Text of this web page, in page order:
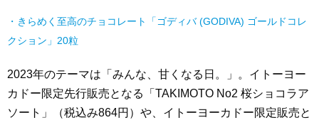
・きらめく至高のチョコレート「ゴディバ (GODIVA) ゴールドコレ
クション」20粒
2023年のテーマは「みんな、甘くなる日。」。イトーヨー
カドー限定先行販売となる「TAKIMOTO No2 桜ショコラア
ソート」（税込み864円）や、イトーヨーカドー限定販売と